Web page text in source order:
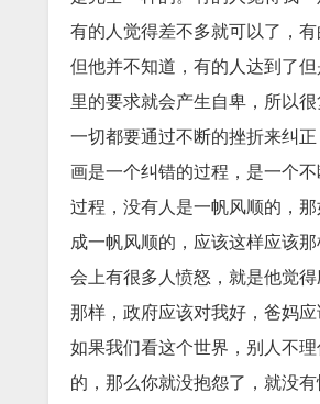
有的人觉得差不多就可以了，
但他并不知道，有的人达到了
里的要求就会产生自卑，所以
一切都要通过不断的挫折来纠
画是一个纠错的过程，是一个
过程，没有人是一帆风顺的，
成一帆风顺的，应该这样应该
会上有很多人愤怒，就是他觉
那样，政府应该对我好，爸妈
如果我们看这个世界，别人不
的，那么你就没抱怨了，就没有